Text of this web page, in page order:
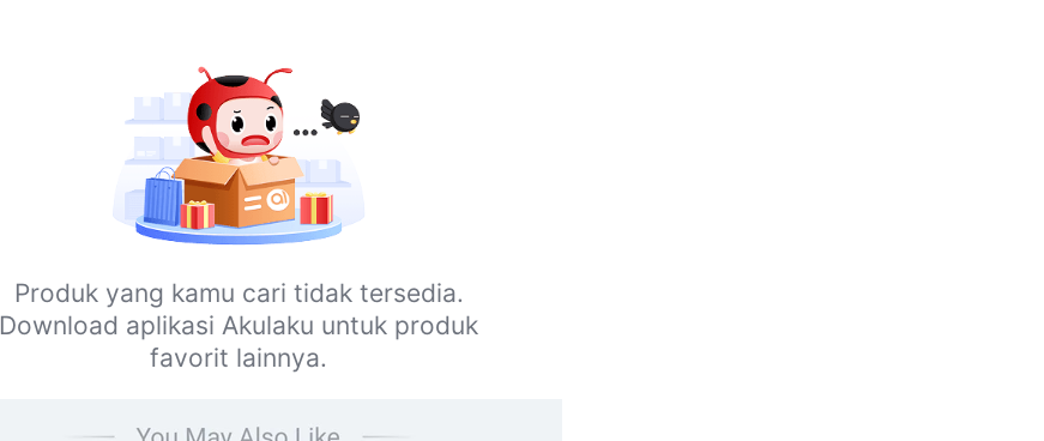
Produk yang kamu cari tidak tersedia.
Download aplikasi Akulaku untuk produk
favorit lainnya.